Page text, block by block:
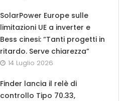
SolarPower Europe sulle
limitazioni UE a inverter e
Bess cinesi: “Tanti progetti in
ritardo. Serve chiarezza”
14 Luglio 2026
Finder lancia il relè di
controllo Tipo 70.33,